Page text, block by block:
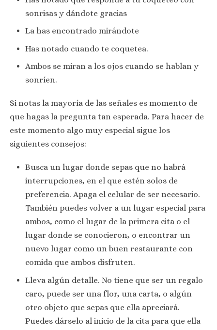
sonrisas y dándote gracias
La has encontrado mirándote
Has notado cuando te coquetea.
Ambos se miran a los ojos cuando se hablan y
sonríen.
Si notas la mayoría de las señales es momento de
que hagas la pregunta tan esperada. Para hacer de
este momento algo muy especial sigue los
siguientes consejos:
Busca un lugar donde sepas que no habrá
interrupciones, en el que estén solos de
preferencia. Apaga el celular de ser necesario.
También puedes volver a un lugar especial para
ambos, como el lugar de la primera cita o el
lugar donde se conocieron, o encontrar un
nuevo lugar como un buen restaurante con
comida que ambos disfruten.
Lleva algún detalle. No tiene que ser un regalo
caro, puede ser una flor, una carta, o algún
otro objeto que sepas que ella apreciará.
Puedes dárselo al inicio de la cita para que ella